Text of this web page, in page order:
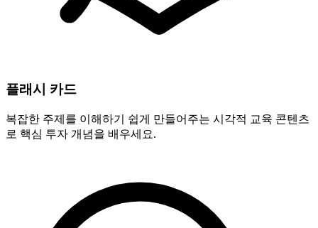
플래시 카드
복잡한 주제를 이해하기 쉽게 만들어주는 시각적 교육 콘텐츠
로 핵심 투자 개념을 배우세요.